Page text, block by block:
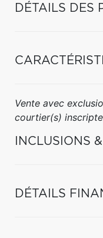
DÉTAILS DES
Vente avec
courtier(s)
INCLUSIONS
DÉTAILS